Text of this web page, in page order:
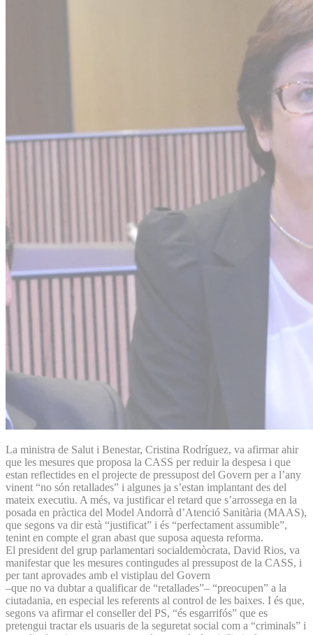
La ministra de Salut i Benestar, Cristina Rodríguez, va afirmar ahir
que les mesures que proposa la CASS per reduir la despesa i que
estan reflectides en el projecte de pressupost del Govern per a l’any
vinent “no són retallades” i algunes ja s’estan implantant des del
mateix executiu. A més, va justificar el retard que s’arrossega en la
posada en pràctica del Model Andorrà d’Atenció Sanitària (MAAS),
que segons va dir està “justificat” i és “perfectament assumible”,
tenint en compte el gran abast que suposa aquesta reforma.
El president del grup parlamentari socialdemòcrata, David Rios, va
manifestar que les mesures contingudes al pressupost de la CASS, i
per tant aprovades amb el vistiplau del Govern
–que no va dubtar a qualificar de “retallades”– “preocupen” a la
ciutadania, en especial les referents al control de les baixes. I és que,
segons va afirmar el conseller del PS, “és esgarrifós” que es
pretengui tractar els usuaris de la seguretat social com a “criminals” i